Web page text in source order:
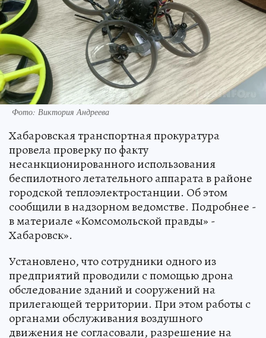
Фото: Виктория Андреева
Хабаровская транспортная прокуратура
провела проверку по факту
несанкционированного использования
беспилотного летательного аппарата в районе
городской теплоэлектростанции. Об этом
сообщили в надзорном ведомстве. Подробнее -
в материале «Комсомольской правды» -
Хабаровск».
Установлено, что сотрудники одного из
предприятий проводили с помощью дрона
обследование зданий и сооружений на
прилегающей территории. При этом работы с
органами обслуживания воздушного
движения не согласовали, разрешение на